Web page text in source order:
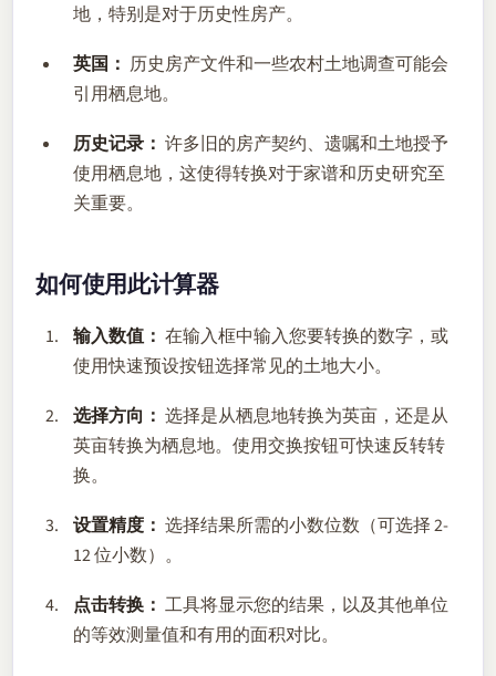
地，特别是对于历史性房产。
英国： 历史房产文件和一些农村土地调查可能会
引用栖息地。
历史记录： 许多旧的房产契约、遗嘱和土地授予
使用栖息地，这使得转换对于家谱和历史研究至
关重要。
如何使用此计算器
输入数值： 在输入框中输入您要转换的数字，或
使用快速预设按钮选择常见的土地大小。
选择方向： 选择是从栖息地转换为英亩，还是从
英亩转换为栖息地。使用交换按钮可快速反转转
换。
设置精度： 选择结果所需的小数位数（可选择 2-
12 位小数）。
点击转换： 工具将显示您的结果，以及其他单位
的等效测量值和有用的面积对比。